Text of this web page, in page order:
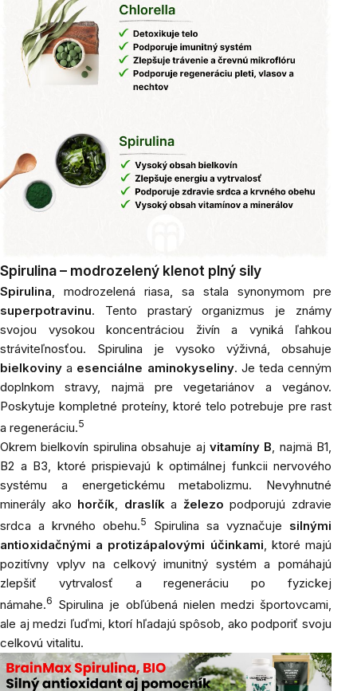
Spirulina – modrozelený klenot plný sily
Spirulina, modrozelená riasa, sa stala synonymom pre
superpotravinu. Tento prastarý organizmus je známy
svojou vysokou koncentráciou živín a vyniká ľahkou
stráviteľnosťou. Spirulina je vysoko výživná, obsahuje
bielkoviny a esenciálne aminokyseliny. Je teda cenným
doplnkom stravy, najmä pre vegetariánov a vegánov.
Poskytuje kompletné proteíny, ktoré telo potrebuje pre rast
a regeneráciu.5
Okrem bielkovín spirulina obsahuje aj vitamíny B, najmä B1,
B2 a B3, ktoré prispievajú k optimálnej funkcii nervového
systému a energetickému metabolizmu. Nevyhnutné
minerály ako horčík, draslíka železo podporujú zdravie
srdca a krvného obehu.5 Spirulina sa vyznačuje silnými
antioxidačnými a protizápalovými účinkami, ktoré majú
pozitívny vplyv na celkový imunitný systém a pomáhajú
zlepšiť vytrvalosť a regeneráciu po fyzickej
námahe.6 Spirulina je obľúbená nielen medzi športovcami,
ale aj medzi ľuďmi, ktorí hľadajú spôsob, ako podporiť svoju
celkovú vitalitu.